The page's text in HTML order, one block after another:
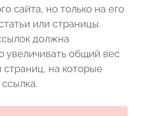
сайта, но только на его
или страницы.
должна
увеличивать общий вес
страниц, на которые